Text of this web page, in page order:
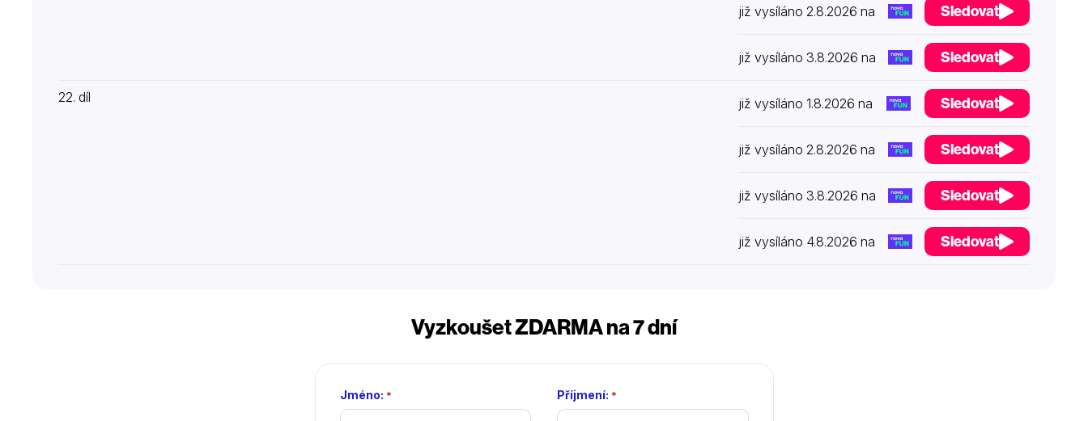
již vysíláno 2.8.2026 na Sledovat
již vysíláno 3.8.2026 na Sledovat
22. díl již vysíláno 1.8.2026 na Sledovat
již vysíláno 2.8.2026 na Sledovat
již vysíláno 3.8.2026 na Sledovat
již vysíláno 4.8.2026 na Sledovat
Vyzkoušet ZDARMA na 7 dní
Jméno: * Příjmení: *